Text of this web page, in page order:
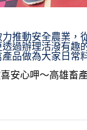
推動安全農業，
過辦理活潑有趣
品做為大家日常
安心呷～高雄畜